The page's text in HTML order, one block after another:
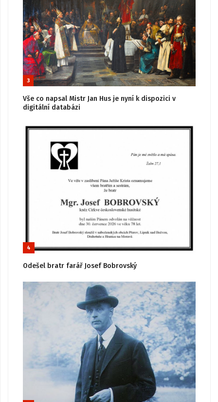
3
Vše co napsal Mistr Jan Hus je nyní k dispozici v
digitální databázi
4
Odešel bratr farář Josef Bobrovský